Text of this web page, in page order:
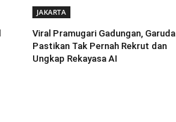
JAKARTA
Viral Pramugari Gadungan, Garuda
Pastikan Tak Pernah Rekrut dan
Ungkap Rekayasa AI